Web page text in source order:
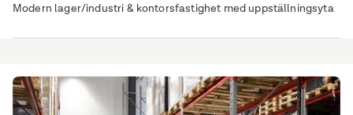
Modern lager/industri & kontorsfastighet med uppställningsyta